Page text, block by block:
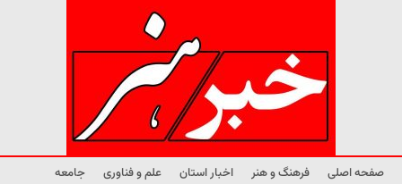
صفحه اصلی فرهنگ و هنر اخبار استان علم و فناوری
جامعه